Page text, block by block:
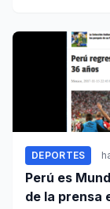
DEPORTES
Perú es
de la prensa